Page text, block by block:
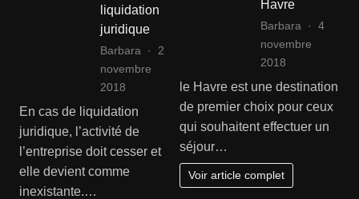
liquidation
juridique
Barbara
2
novembre
2018
En cas de liquidation
juridique, l’activité de
l’entreprise doit cesser et
elle devient comme
inexistante.…
Havre
Barbara
4
novembre
2018
le Havre est une destination
de premier choix pour ceux
qui souhaitent effectuer un
séjour…
Voir article complet